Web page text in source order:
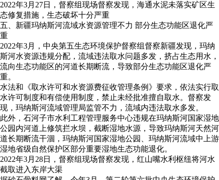
2022年3月27日，督察组现场督察发现，海通水泥未落实矿区生
态修复措施，生态破坏十分严重
五、新疆玛纳斯河流域水资源管理不力 部分生态功能区退化严
重
2022年3月，中央第五生态环境保护督察组督察新疆发现，玛纳
斯河水资源违规分配，流域违法取水问题多发，挤占生态用水，
流向生态功能区的河道长期断流，导致部分生态功能区退化严
重。
水法和《取水许可和水资源费征收管理条例》要求，依法实行取
水许可制度和有偿使用制度，禁止未经批准擅自取水。督察发
现，玛纳斯河流域管理局监管不力，流域内违法取水多发。
此外，石河子市水利工程管理服务中心违规在玛纳斯河国家湿地
公园内河道上修筑拦水坝，截断湿地水源，导致玛纳斯河天然河
道长期断流干涸，玛纳斯河国家湿地公园、玛纳斯河流域中上游
湿地省级自然保护区部分重要湿地生态功能退化。
2022年3月28日，督察组现场督察发现，红山嘴水利枢纽将河水
截取进入东岸大渠